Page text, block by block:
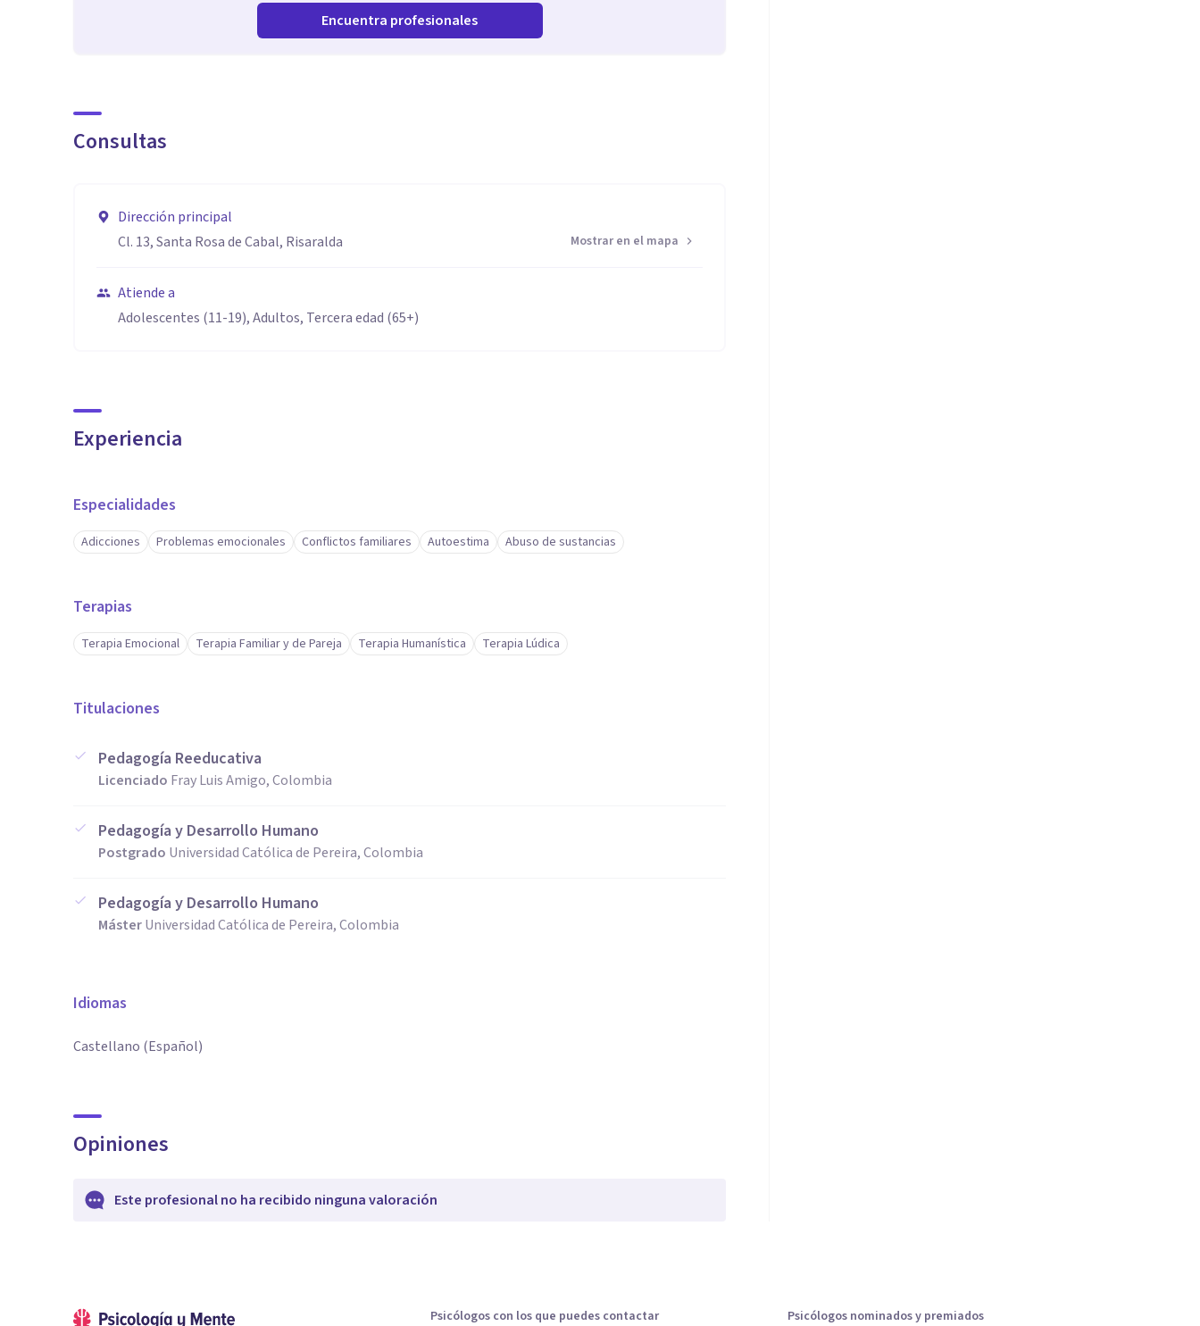
Encuentra profesionales
Consultas
Dirección principal
Cl. 13, Santa Rosa de Cabal, Risaralda
Mostrar en el mapa
Atiende a
Adolescentes (11-19), Adultos, Tercera edad (65+)
Experiencia
Especialidades
Adicciones Problemas emocionales Conflictos familiares Autoestima Abuso de sustancias
Terapias
Terapia Emocional Terapia Familiar y de Pareja Terapia Humanística Terapia Lúdica
Titulaciones
Pedagogía Reeducativa
Licenciado Fray Luis Amigo, Colombia
Pedagogía y Desarrollo Humano
Postgrado Universidad Católica de Pereira, Colombia
Pedagogía y Desarrollo Humano
MásterUniversidad Católica de Pereira, Colombia
Idiomas
Castellano (Español)
Opiniones
Este profesional no ha recibido ninguna valoración
Psicólogos con los que puedes contactar Psicólogos nominados y premiados